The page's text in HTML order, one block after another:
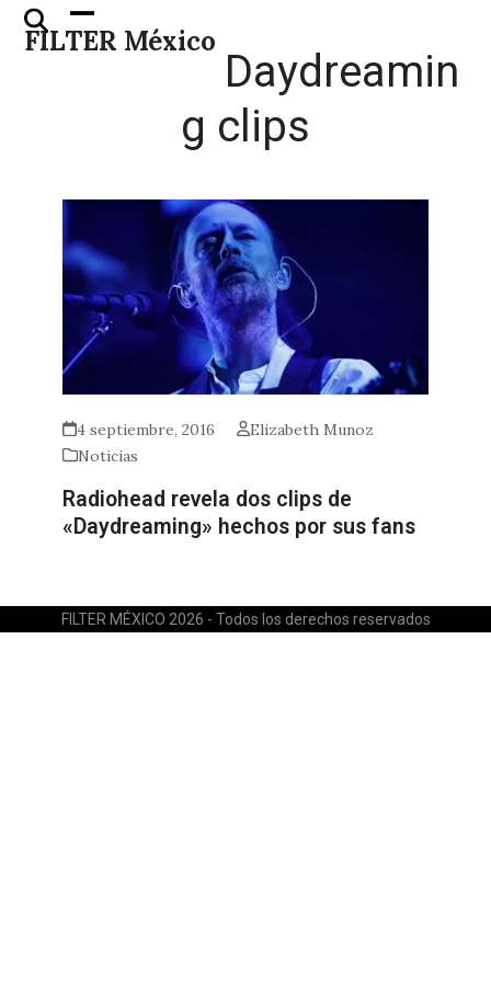
Skip
FILTER México
Open
mobile
Close
mobile
Daydreamin
g clips
4 septiembre, 2016
Elizabeth Munoz
Noticias
Radiohead revela dos clips de
«Daydreaming» hechos por sus fans
FILTER MÉXICO 2026 - Todos los derechos reservados